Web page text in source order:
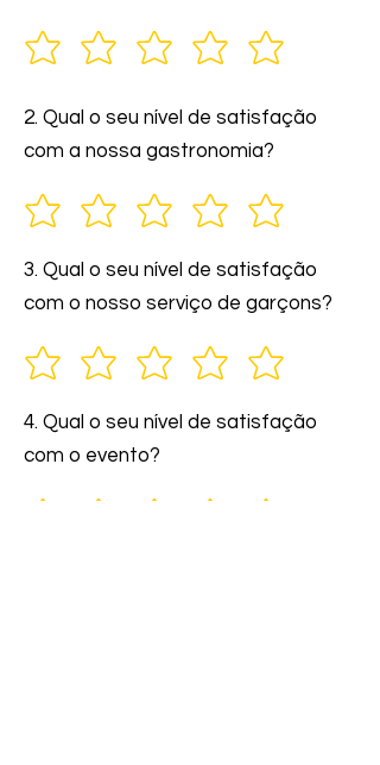
2. Qual o seu nível de satisfação
com a nossa gastronomia?
3. Qual o seu nível de satisfação
com o nosso serviço de garçons?
4. Qual o seu nível de satisfação
com o evento?